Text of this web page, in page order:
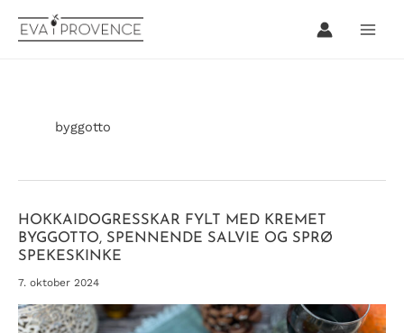
rett
byggotto
HOKKAIDOGRESSKAR FYLT MED KREMET
BYGGOTTO, SPENNENDE SALVIE OG SPRØ
SPEKESKINKE
7. oktober 2024